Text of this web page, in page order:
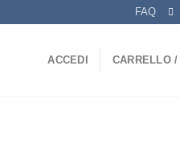
FAQ
ACCEDI CARRELLO /